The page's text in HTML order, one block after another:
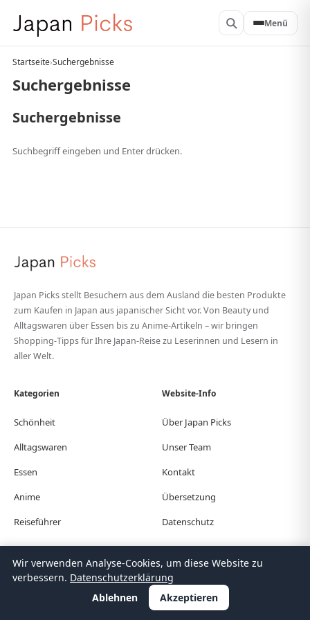
Menü
Startseite›Suchergebnisse
Suchergebnisse
Suchergebnisse
Suchbegriff eingeben und Enter drücken.
Japan Picks stellt Besuchern aus dem Ausland die besten Produkte
zum Kaufen in Japan aus japanischer Sicht vor. Von Beauty und
Alltagswaren über Essen bis zu Anime-Artikeln – wir bringen
Shopping-Tipps für Ihre Japan-Reise zu Leserinnen und Lesern in
aller Welt.
Kategorien
Schönheit
Alltagswaren
Essen
Anime
Reiseführer
Website-Info
Über Japan Picks
Unser Team
Kontakt
Übersetzung
Datenschutz
© Japan Picks. All Rights Reserved.
日本語한국어繁體中文简体中文EnglishDeutsch
Türkçe
Wir verwenden Analyse-Cookies, um diese Website zu
verbessern. Datenschutzerklärung
Ablehnen
Akzeptieren